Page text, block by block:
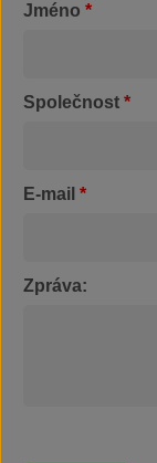
Jméno *
Společnost *
E-mail *
Zpráva: